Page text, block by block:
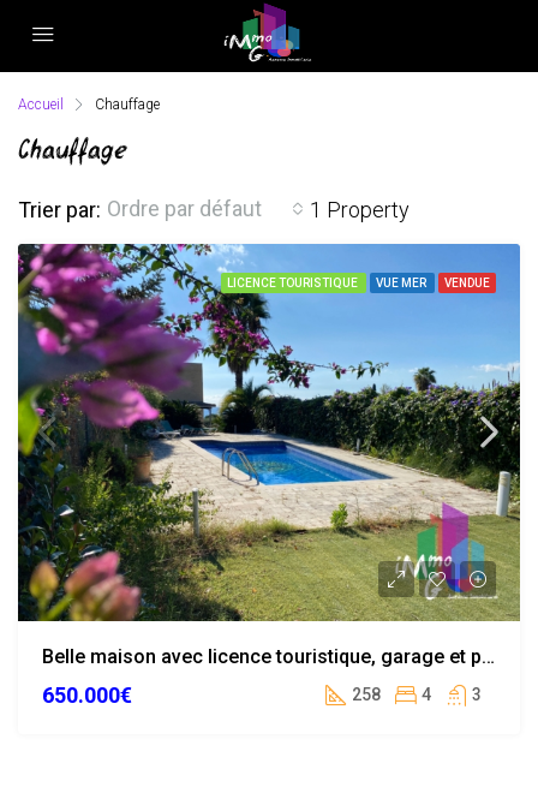
Accueil Chauffage
Chauffage
1 Property
Trier par: Ordre par défaut
LICENCE TOURISTIQUE VUE MER VENDUE
Belle maison avec licence touristique, garage et piscine au centre de Lloret de Mar
650.000€ 258 4 3